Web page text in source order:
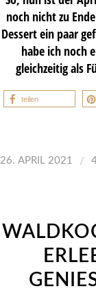
noch nicht zu
Dessert ein paar
habe ich noch
gleichzeitig als
teilen
26. APRIL 2021 /